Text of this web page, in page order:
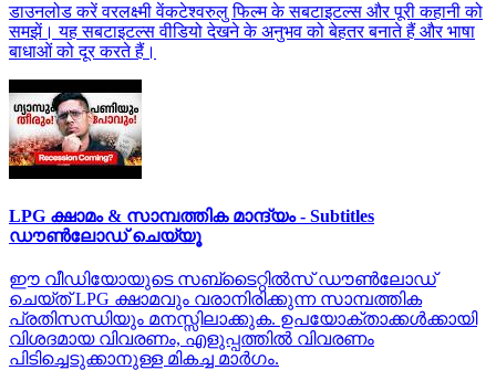
डाउनलोड करें वरलक्ष्मी वेंकटेश्वरुलु फिल्म के सबटाइटल्स और पूरी कहानी को
समझें। यह सबटाइटल्स वीडियो देखने के अनुभव को बेहतर बनाते हैं और भाषा
बाधाओं को दूर करते हैं।
LPG ക്ഷാമം & സാമ്പത്തിക മാന്ദ്യം - Subtitles
ഡൗൺലോഡ് ചെയ്യൂ
ഈ വീഡിയോയുടെ സബ്ടൈറ്റിൽസ് ഡൗൺലോഡ്
ചെയ്ത് LPG ക്ഷാമവും വരാനിരിക്കുന്ന സാമ്പത്തിക
പ്രതിസന്ധിയും മനസ്സിലാക്കുക. ഉപയോക്താക്കൾക്കായി
വിശദമായ വിവരണം, എളുപ്പത്തിൽ വിവരണം
പിടിച്ചെടുക്കാനുള്ള മികച്ച മാർഗം.